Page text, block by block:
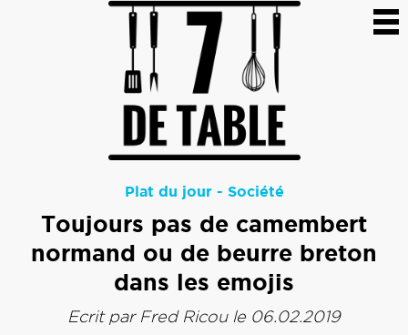
Plat du jour- Société
Toujours pas de camembert
normand ou de beurre breton
dans les emojis
Ecrit par Fred Ricoule 06.02.2019